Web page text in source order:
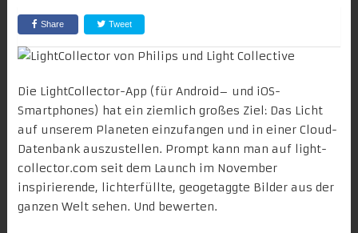
Share Tweet
Die LightCollector-App (für Android– und iOS-
Smartphones) hat ein ziemlich großes Ziel: Das Licht
auf unserem Planeten einzufangen und in einer Cloud-
Datenbank auszustellen. Prompt kann man auf light-
collector.com seit dem Launch im November
inspirierende, lichterfüllte, geogetaggte Bilder aus der
ganzen Welt sehen. Und bewerten.